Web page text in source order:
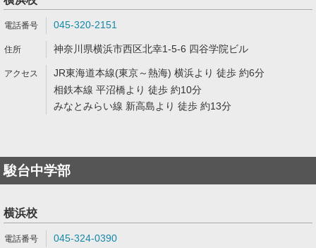
045-320-2151
神奈川県横浜市西区北幸1-5-6 四谷学院ビル
JR東海道本線(東京～熱海) 横浜より 徒歩 約6分
相鉄本線 平沼橋より 徒歩 約10分
みなとみらい線 新高島より 徒歩 約13分
駿台中学部
横浜校
045-324-0390